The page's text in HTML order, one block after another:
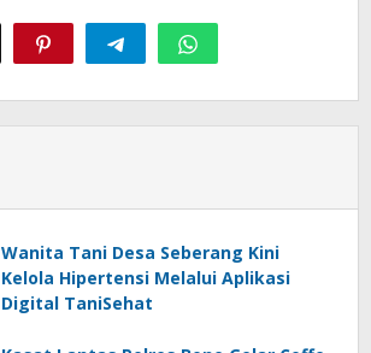
Wanita Tani Desa Seberang Kini
Kelola Hipertensi Melalui Aplikasi
Digital TaniSehat